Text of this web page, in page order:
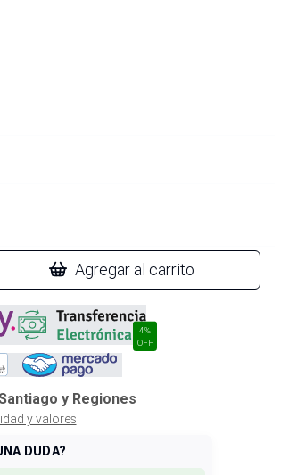
Agregar al carrito
4%
OFF
y Regiones
y valores
DUDA?